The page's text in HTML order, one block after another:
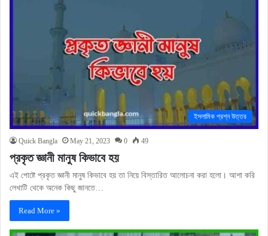
ইসলামিক প্রশ্ন উত্তর
Quick Bangla May 21, 2023 0 49
প্রকৃত জ্ঞানী মানুষ কিভাবে হয়
এই পোষ্টে প্রকৃত জ্ঞানী মানুষ কিভাবে হয় তা নিয়ে বিস্তারিত আলোচনা করা হলো। আশা করি
লেখাটি থেকে অনেক কিছু জানতে…
Read More »